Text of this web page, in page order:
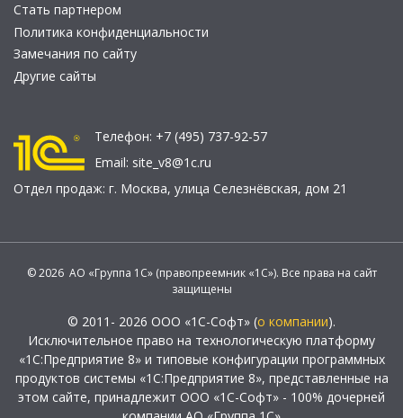
Стать партнером
Политика конфиденциальности
Замечания по сайту
Другие сайты
Телефон: +7 (495) 737-92-57
Email: site_v8@1c.ru
Отдел продаж: г. Москва, улица Селезнёвская, дом 21
© 2026 АО «Группа 1С» (правопреемник «1С»). Все права на сайт
защищены
© 2011- 2026 ООО «1С-Софт» (о компании).
Исключительное право на технологическую платформу
«1С:Предприятие 8» и типовые конфигурации программных
продуктов системы «1С:Предприятие 8», представленные на
этом сайте, принадлежит ООО «1С-Софт» - 100% дочерней